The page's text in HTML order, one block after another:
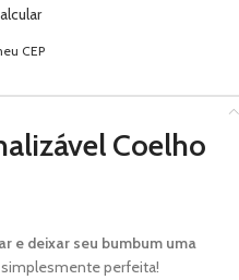
CEP
Coelho
e deixar seu bumbum uma
simplesmente perfeita!